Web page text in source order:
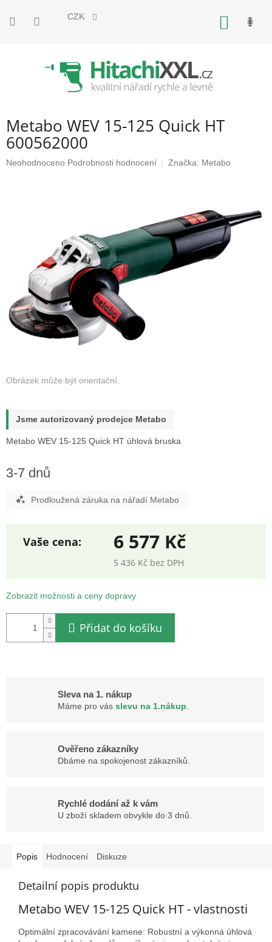
obsah
CZK
Metabo WEV 15-125 Quick HT
600562000
Průměrné
Neohodnoceno Podrobnosti hodnocení Značka: Metabo
Jsme autorizovaný prodejce Metabo
Metabo WEV 15-125 Quick HT úhlová bruska
3-7 dnů
Prodloužená záruka na nářadí Metabo
6 577 Kč
5 436 Kč bez DPH
cena:
Zobrazit možnosti a ceny dopravy
Přidat do košíku
Sleva na 1. nákup
Máme pro vás slevu na 1.nákup
Ověřeno zákazníky
Dbáme na spokojenost zákazníků.
Rychlé dodání až k vám
U zboží skladem obvykle do 3 dnů.
Popis Hodnocení Diskuze
Detailní popis produktu
Metabo WEV 15-125 Quick HT - vlastnosti
Optimální zpracovávání kamene: Robustní a výkonná úhlová